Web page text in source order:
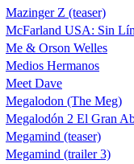
Mazinger Z (teaser)
McFarland USA: Sin
Me & Orson Welles
Medios Hermanos
Meet Dave
Megalodon (The Meg)
Megalodón 2 El Gran
Megamind (teaser)
Megamind (trailer 3)